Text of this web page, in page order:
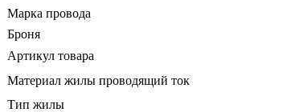
Марка провода
Броня
Артикул товара
Материал жилы проводящий ток
Тип жилы